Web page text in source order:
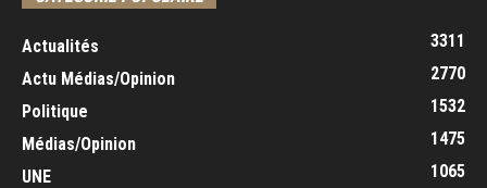
Actualités
3311
Actu Médias/Opinion
2770
Politique
1532
Médias/Opinion
1475
UNE
1065